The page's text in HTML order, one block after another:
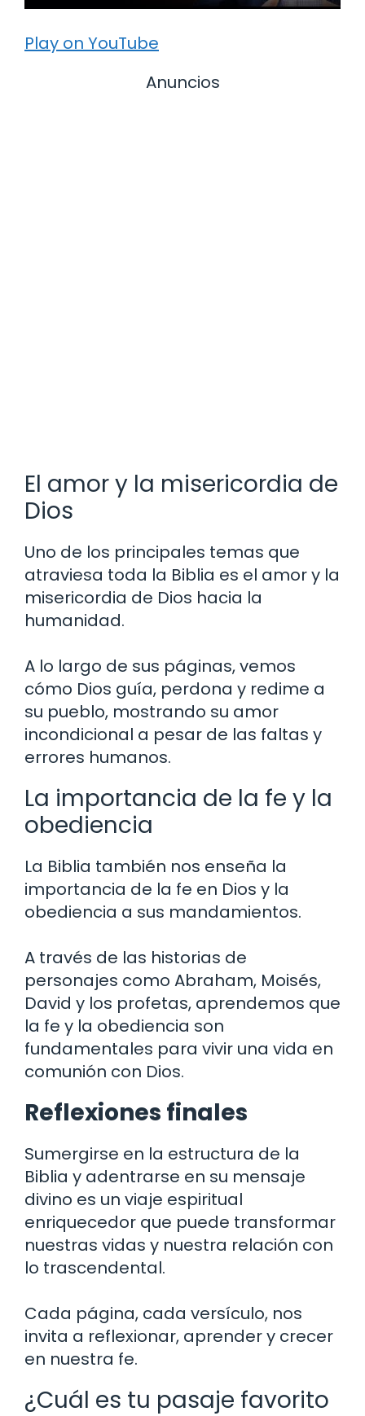
Play on YouTube
Anuncios
El amor y la misericordia de
Dios
Uno de los principales temas que
atraviesa toda la Biblia es el amor y la
misericordia de Dios hacia la
humanidad.
A lo largo de sus páginas, vemos
cómo Dios guía, perdona y redime a
su pueblo, mostrando su amor
incondicional a pesar de las faltas y
errores humanos.
La importancia de la fe y la
obediencia
La Biblia también nos enseña la
importancia de la fe en Dios y la
obediencia a sus mandamientos.
A través de las historias de
personajes como Abraham, Moisés,
David y los profetas, aprendemos que
la fe y la obediencia son
fundamentales para vivir una vida en
comunión con Dios.
Reflexiones finales
Sumergirse en la estructura de la
Biblia y adentrarse en su mensaje
divino es un viaje espiritual
enriquecedor que puede transformar
nuestras vidas y nuestra relación con
lo trascendental.
Cada página, cada versículo, nos
invita a reflexionar, aprender y crecer
en nuestra fe.
¿Cuál es tu pasaje favorito